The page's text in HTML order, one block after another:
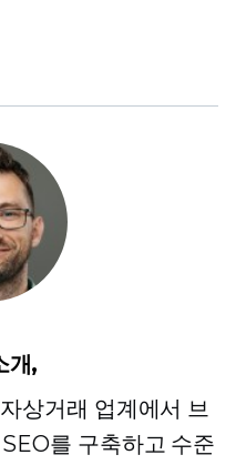
개,
상거래 업계에서 브
를 구축하고 수준